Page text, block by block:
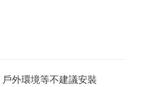
外環境等不建議安裝